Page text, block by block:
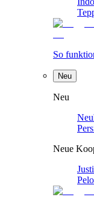
So
Neu
Neu
Neue